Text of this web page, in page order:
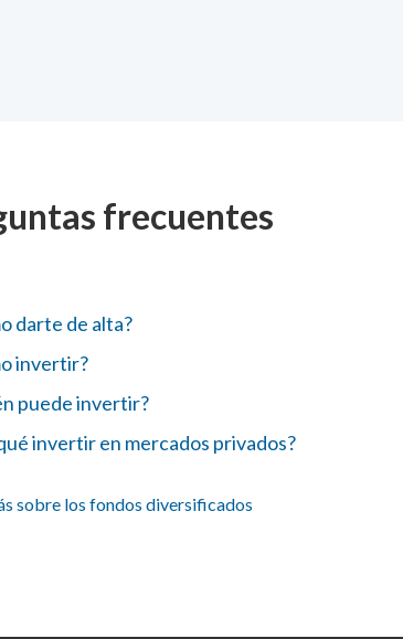
frecuentes
darte de alta?
invertir?
puede invertir?
invertir en mercados privados?
sobre los fondos diversificados